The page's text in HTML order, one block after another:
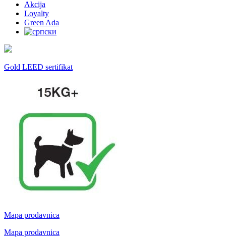
Akcija
Loyalty
Green Ada
Gold LEED sertifikat
Mapa prodavnica
Mapa prodavnica